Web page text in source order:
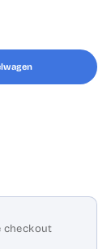
checkout